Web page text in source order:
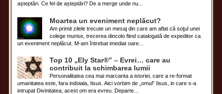
așteptări. Ce fel de așteptări? De a merge unde nu...
Moartea un eveniment neplăcut?
Am primit zilele trecute un mesaj din care am aflat că soţul unei
colege murise, trecerea dincolo fiind catalogată de expeditor ca
un eveniment neplăcut. M-am întrebat imediat oare...
Top 10 „Ely Star®” – Evrei… care au
contribuit la schimbarea lumii
Personalitatea cea mai marcanta a istoriei, care a re-format
umanitatea este, fara indoiala, Iisus. Aici vorbim de „omul” Iisus, in care s-a
intrupat Divinitatea; acest om era evreu. Departe...